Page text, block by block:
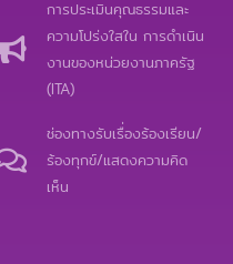
e p
e
การประเมินคุณธรรมและ
ความโปร่งใสใน การดำเนิน
งานของหน่วยงานภาครัฐ
(ITA)
ช่องทางรับเรื่องร้องเรียน/
ร้องทุกข์/แสดงความคิด
เห็น